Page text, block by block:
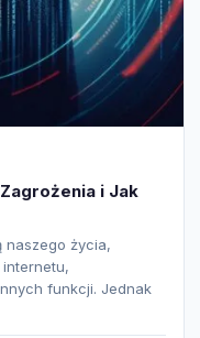
i Jak
naszego życia,
funkcji. Jednak